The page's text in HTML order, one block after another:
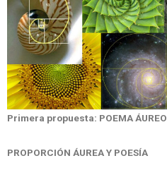
Primera propuesta: POEMA ÁUREO
PROPORCIÓN ÁUREA Y POESÍA